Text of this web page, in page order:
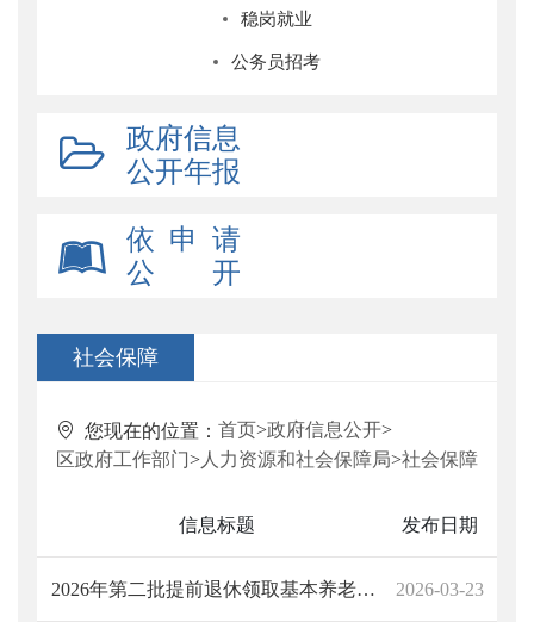
稳岗就业
公务员招考
政府信息
公开年报
依 申 请
公 开
社会保障
您现在的位置： 首页>政府信息公开>
区政府工作部门> 人力资源和社会保障局>社会保障
信息标题 发布日期
2026年第二批提前退休领取基本养老金资格人员公示 2026-03-23